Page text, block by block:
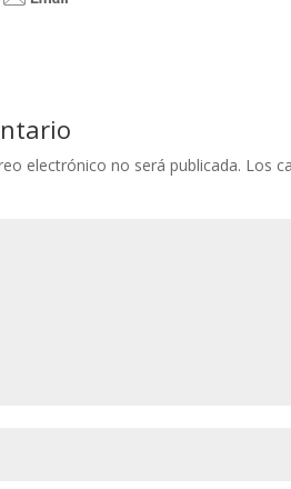
electrónico no será publicada. Los